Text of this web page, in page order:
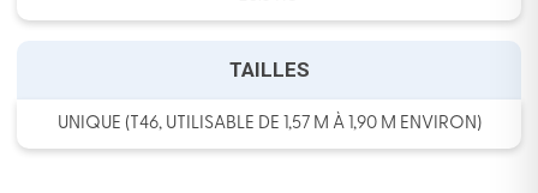
TAILLES
UNIQUE (T46, UTILISABLE DE 1,57 M À 1,90 M ENVIRON)